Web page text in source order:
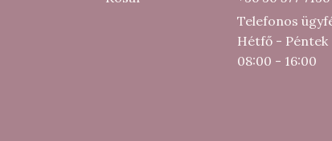
Telefonos
Hétfő - Péntek
08:00 - 16:00